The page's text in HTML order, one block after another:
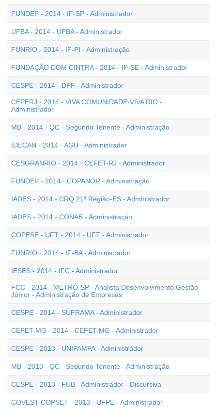
FUNDEP - 2014 - IF-SP - Administrador
UFBA - 2014 - UFBA - Administrador
FUNRIO - 2014 - IF-PI - Administração
FUNDAÇÃO DOM CINTRA - 2014 - IF-SE - Administrador
CESPE - 2014 - DPF - Administrador
CEPERJ - 2014 - VIVA COMUNIDADE-VIVA RIO -
Administrador
MB - 2014 - QC - Segundo Tenente - Administração
IDECAN - 2014 - AGU - Administrador
CESGRANRIO - 2014 - CEFET-RJ - Administrador
FUNDEP - 2014 - COPANOR - Administração
IADES - 2014 - CRQ 21ª Região-ES - Administrador
IADES - 2014 - CONAB - Administração
COPESE - UFT - 2014 - UFT - Administrador
FUNRIO - 2014 - IF-BA - Administrador
IESES - 2014 - IFC - Administrador
FCC - 2014 - METRÔ-SP - Analista Desenvolvimento Gestão
Júnior - Administração de Empresas
CESPE - 2014 - SUFRAMA - Administrador
CEFET-MG - 2014 - CEFET-MG - Administrador
CESPE - 2013 - UNIPAMPA - Administrador
MB - 2013 - QC - Segundo Tenente - Administração
CESPE - 2013 - FUB - Administrador - Discursiva
COVEST-COPSET - 2013 - UFPE - Administrador